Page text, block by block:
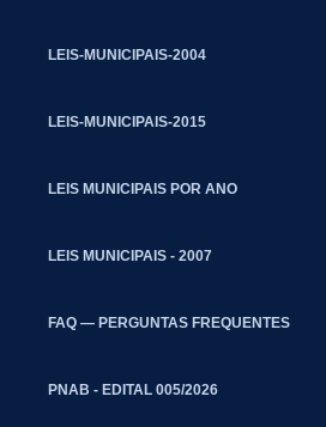
LEIS-MUNICIPAIS-2004
LEIS-MUNICIPAIS-2015
LEIS MUNICIPAIS POR ANO
LEIS MUNICIPAIS - 2007
FAQ — PERGUNTAS FREQUENTES
PNAB - EDITAL 005/2026